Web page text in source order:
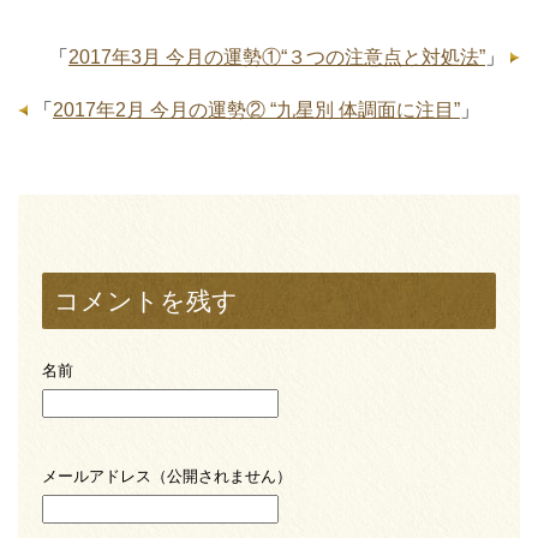
「 2017年3月 今月の運勢①“３つの注意点と対処法” 」
「 2017年2月 今月の運勢② “九星別 体調面に注目” 」
コメントを残す
名前
メールアドレス（公開されません）